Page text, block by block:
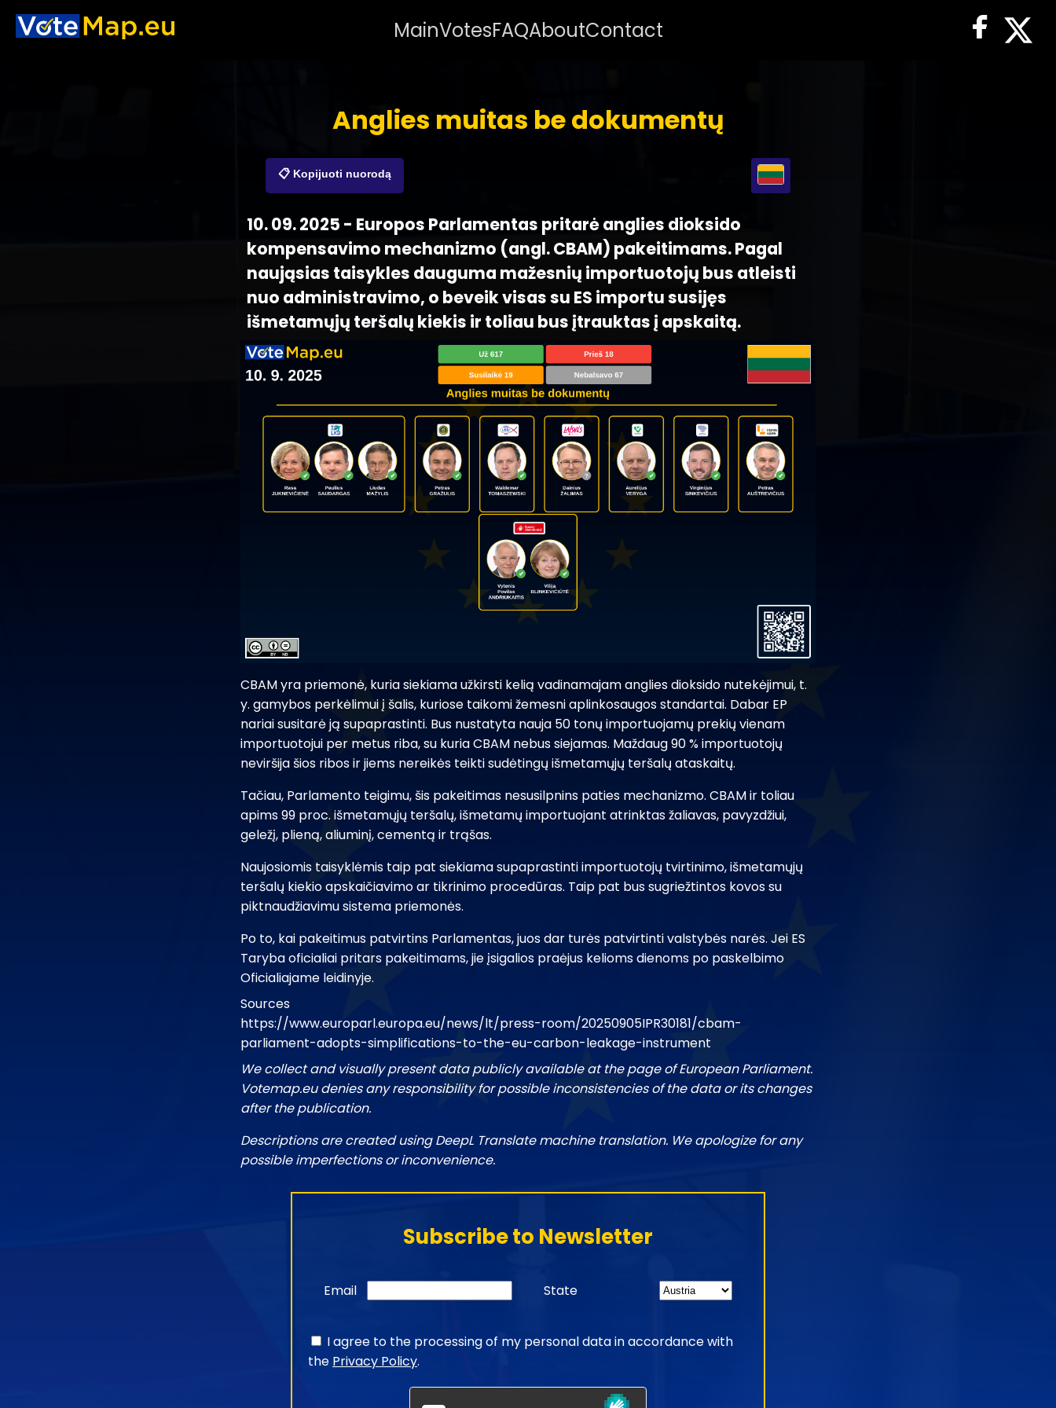
MainVotesFAQAboutContact
Anglies muitas be dokumentų
📋 Kopijuoti nuorodą
10. 09. 2025 - Europos Parlamentas pritarė anglies dioksido
kompensavimo mechanizmo (angl. CBAM) pakeitimams. Pagal
naująsias taisykles dauguma mažesnių importuotojų bus atleisti
nuo administravimo, o beveik visas su ES importu susijęs
išmetamųjų teršalų kiekis ir toliau bus įtrauktas į apskaitą.
CBAM yra priemonė, kuria siekiama užkirsti kelią vadinamajam anglies dioksido nutekėjimui, t.
y. gamybos perkėlimui į šalis, kuriose taikomi žemesni aplinkosaugos standartai. Dabar EP
nariai susitarė ją supaprastinti. Bus nustatyta nauja 50 tonų importuojamų prekių vienam
importuotojui per metus riba, su kuria CBAM nebus siejamas. Maždaug 90 % importuotojų
neviršija šios ribos ir jiems nereikės teikti sudėtingų išmetamųjų teršalų ataskaitų.
Tačiau, Parlamento teigimu, šis pakeitimas nesusilpnins paties mechanizmo. CBAM ir toliau
apims 99 proc. išmetamųjų teršalų, išmetamų importuojant atrinktas žaliavas, pavyzdžiui,
geležį, plieną, aliuminį, cementą ir trąšas.
Naujosiomis taisyklėmis taip pat siekiama supaprastinti importuotojų tvirtinimo, išmetamųjų
teršalų kiekio apskaičiavimo ar tikrinimo procedūras. Taip pat bus sugriežtintos kovos su
piktnaudžiavimu sistema priemonės.
Po to, kai pakeitimus patvirtins Parlamentas, juos dar turės patvirtinti valstybės narės. Jei ES
Taryba oficialiai pritars pakeitimams, jie įsigalios praėjus kelioms dienoms po paskelbimo
Oficialiajame leidinyje.
Sources
https://www.europarl.europa.eu/news/lt/press-room/20250905IPR30181/cbam-
parliament-adopts-simplifications-to-the-eu-carbon-leakage-instrument
We collect and visually present data publicly available at the page of European Parliament.
Votemap.eu denies any responsibility for possible inconsistencies of the data or its changes
after the publication.
Descriptions are created using DeepL Translate machine translation. We apologize for any
possible imperfections or inconvenience.
Subscribe to Newsletter
Email State
I agree to the processing of my personal data in accordance with
the Privacy Policy.